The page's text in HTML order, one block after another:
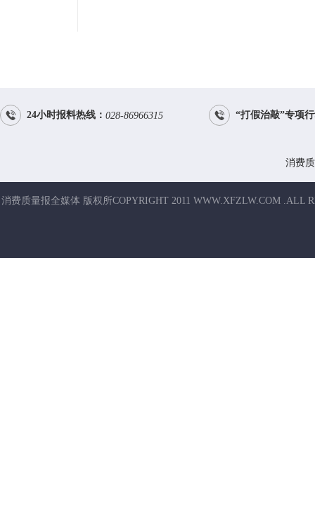
 24小时报料热线： 028-86966315  “打假治敲”专项
消费
消费质量报全媒体 版权所COPYRIGHT 2011 WWW.XFZLW.COM .ALL